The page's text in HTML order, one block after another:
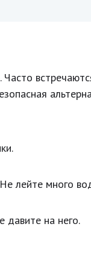
лейте много
давите на него.